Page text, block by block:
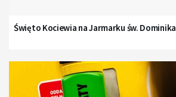
Święto Kociewia na Jarmarku św. Dominika